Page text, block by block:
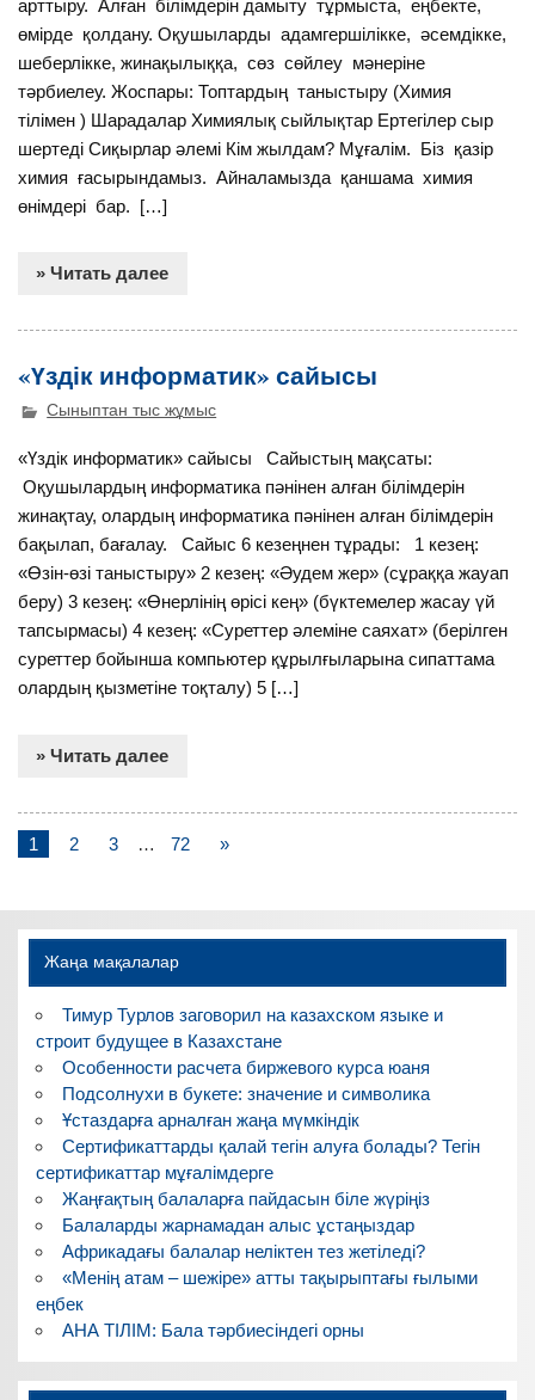
арттыру. Алған білімдерін дамыту тұрмыста, еңбекте,
өмірде қолдану. Оқушыларды адамгершілікке, әсемдікке,
шеберлікке, жинақылыққа, сөз сөйлеу мәнеріне
тәрбиелеу. Жоспары: Топтардың таныстыру (Химия
тілімен ) Шарадалар Химиялық сыйлықтар Ертегілер сыр
шертеді Сиқырлар әлемі Кім жылдам? Мұғалім. Біз қазір
химия ғасырындамыз. Айналамызда қаншама химия
өнімдері бар. […]
» Читать далее
«Үздік информатик» сайысы
Сыныптан тыс жұмыс
«Үздік информатик» сайысы Сайыстың мақсаты:
Оқушылардың информатика пәнінен алған білімдерін
жинақтау, олардың информатика пәнінен алған білімдерін
бақылап, бағалау. Сайыс 6 кезеңнен тұрады: 1 кезең:
«Өзін-өзі таныстыру» 2 кезең: «Әудем жер» (сұраққа жауап
беру) 3 кезең: «Өнерлінің өрісі кең» (бүктемелер жасау үй
тапсырмасы) 4 кезең: «Суреттер әлеміне саяхат» (берілген
суреттер бойынша компьютер құрылғыларына сипаттама
олардың қызметіне тоқталу) 5 […]
» Читать далее
1 2 3 … 72 »
Жаңа мақалалар
Тимур Турлов заговорил на казахском языке и
строит будущее в Казахстане
Особенности расчета биржевого курса юаня
Подсолнухи в букете: значение и символика
Ұстаздарға арналған жаңа мүмкіндік
Сертификаттарды қалай тегін алуға болады? Тегін
сертификаттар мұғалімдерге
Жаңғақтың балаларға пайдасын біле жүріңіз
Балаларды жарнамадан алыс ұстаңыздар
Африкадағы балалар неліктен тез жетіледі?
«Менің атам – шежіре» атты тақырыптағы ғылыми
еңбек
АНА ТІЛІМ: Бала тәрбиесіндегі орны